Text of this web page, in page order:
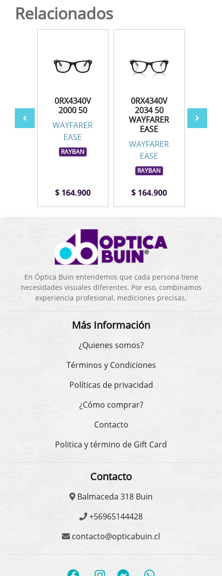
Relacionados
0RX4340V
2000 50
WAYFARER
EASE
RAYBAN
$ 164.900
0RX4340V
2034 50
WAYFARER
EASE
WAYFARER
EASE
RAYBAN
$ 164.900
En Óptica Buin entendemos que cada persona tiene
necesidades visuales diferentes. Por eso, combinamos
experiencia profesional, mediciones precisas.
Más Información
¿Quienes somos?
Términos y Condiciones
Políticas de privacidad
¿Cómo comprar?
Contacto
Politica y término de Gift Card
Contacto
Balmaceda 318 Buin
+56965144428
contacto@opticabuin.cl